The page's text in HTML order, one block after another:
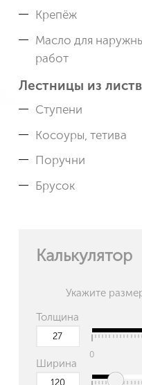
Крепёж
Масло для
работ
Лестницы из
Ступени
Косоуры, тетива
Поручни
Брусок
Калькулятор
Укажите
Толщина
0
Ширина